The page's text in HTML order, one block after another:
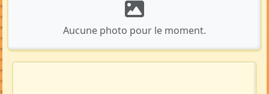
Aucune photo pour le moment.